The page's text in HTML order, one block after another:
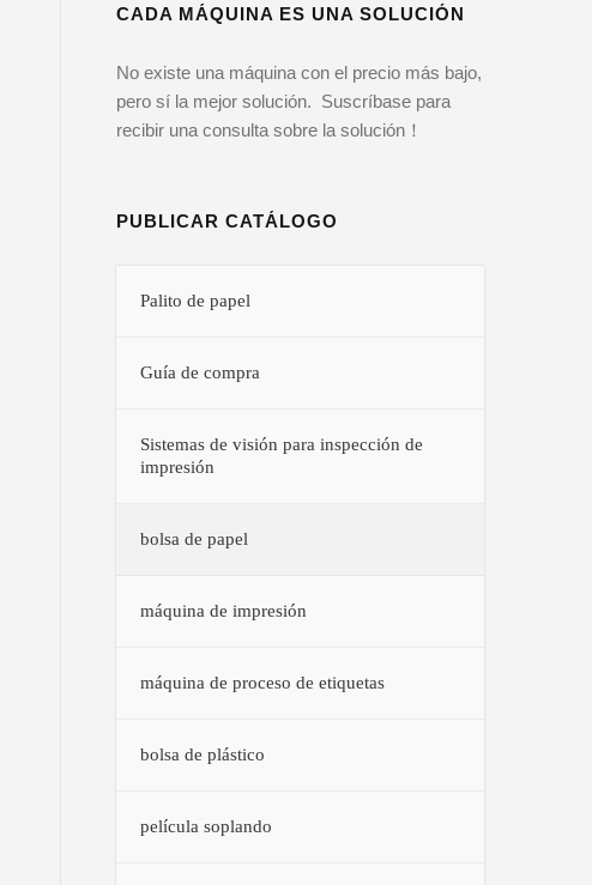
CADA MÁQUINA ES UNA SOLUCIÓN
No existe una máquina con el precio más bajo,
pero sí la mejor solución. Suscríbase para
recibir una consulta sobre la solución！
PUBLICAR CATÁLOGO
Palito de papel
Guía de compra
Sistemas de visión para inspección de
impresión
bolsa de papel
máquina de impresión
máquina de proceso de etiquetas
bolsa de plástico
película soplando